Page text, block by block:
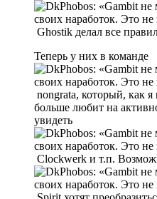
Ghostik делал все
Теперь у них в команде
nongrata, который, как я
больше любит на
увидеть
Clockwerk и т.п.